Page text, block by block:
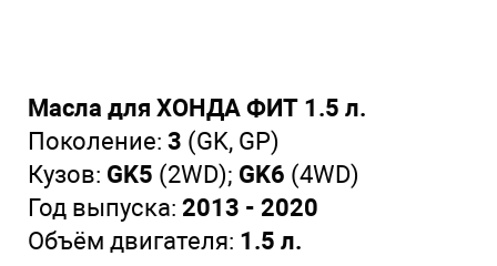
Масла для ХОНДА ФИТ 1.5 л.
Поколение: 3 (GK, GP)
Кузов: GK5 (2WD); GK6 (4WD)
Год выпуска: 2013 - 2020
Объём двигателя: 1.5 л.